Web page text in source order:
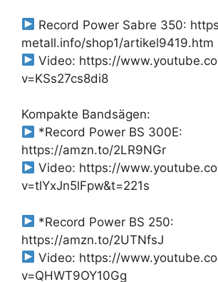
Record Power Sabre 350:
metall.info/shop1/artikel9419.htm
Video: https://
v=KSs27cs8di8
Kompakte Bandsägen:
*Record Power BS 300E:
https://amzn.to/2LR9NGr
Video: https://
v=tlYxJn5lFpw&t=221s
*Record Power BS 250:
https://amzn.to/2UTNfsJ
Video: https://
v=QHWT9OY10Gg